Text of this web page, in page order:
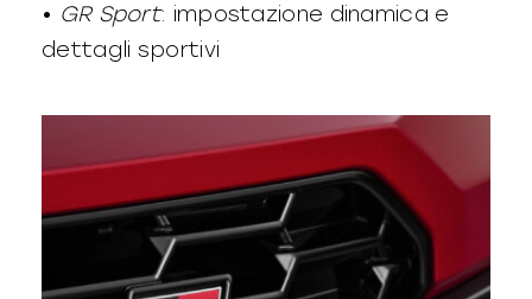
• GR Sport: impostazione dinamica e
dettagli sportivi